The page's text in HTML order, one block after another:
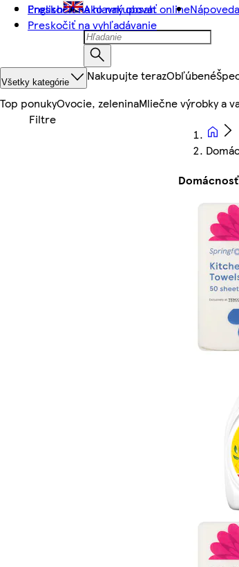
Preskočiť na hlavný obsah
Preskočiť na vyhľadávanie
English Ako nakupovať onlineNápoveda
Všetky kategórie Nakupujte terazObľúbené
Top ponukyOvocie, zeleninaMliečne výrobky a
Domácnosť